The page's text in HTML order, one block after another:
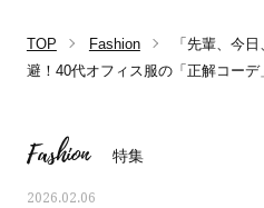
TOP Fashion
「先輩、今
避！40代オフィス服の「正解コー
Fashion 特集
2026.02.06